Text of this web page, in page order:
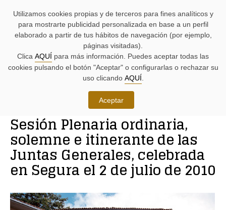
NAVEGACIÓN:
contenido.
parlamentaria.
parlamentarias.
MENÚS
PRINCIPAL
ACCESO
PÁGINA
ACTUAL
CONTENIDO
PRINCIPAL
DE
LA
PÁGINA
Sesión Plenaria ordinaria,
solemne e itinerante de las
Juntas Generales, celebrada
en Segura el 2 de julio de 2010
Utilizamos cookies propias y de terceros para fines analíticos y
para mostrarte publicidad personalizada en base a un perfil
elaborado a partir de tus hábitos de navegación (por ejemplo,
páginas visitadas).
Clica AQUÍ para más información. Puedes aceptar todas las
cookies pulsando el botón "Aceptar" o configurarlas o rechazar su
uso clicando AQUÍ
Aceptar